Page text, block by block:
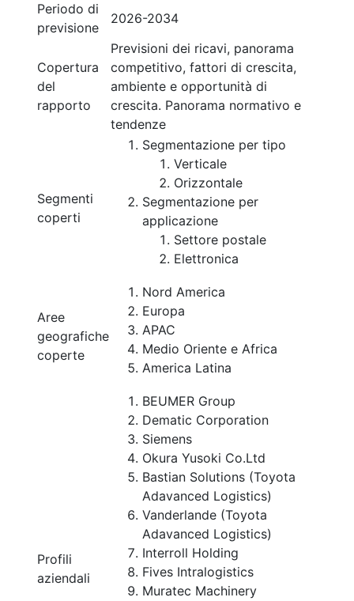
Periodo di
previsione
2026-2034
Copertura
del
rapporto
Previsioni dei ricavi, panorama
competitivo, fattori di crescita,
ambiente e opportunità di
crescita. Panorama normativo e
tendenze
Segmenti
coperti
Segmentazione per tipo
Verticale
Orizzontale
Segmentazione per
applicazione
Settore postale
Elettronica
Aree
geografiche
coperte
Nord America
Europa
APAC
Medio Oriente e Africa
America Latina
Profili
aziendali
BEUMER Group
Dematic Corporation
Siemens
Okura Yusoki Co.Ltd
Bastian Solutions (Toyota
Adavanced Logistics)
Vanderlande (Toyota
Adavanced Logistics)
Interroll Holding
Fives Intralogistics
Muratec Machinery